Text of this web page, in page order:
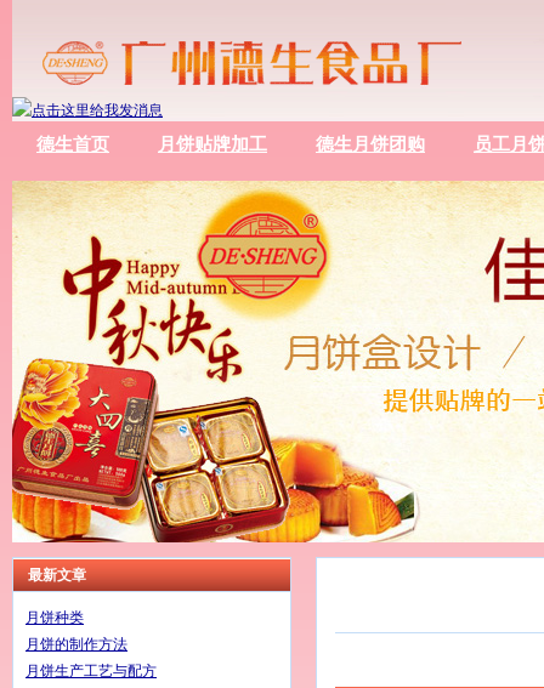
德生首页 月饼贴牌加工 德生月饼团购 员工月
最新文章
月饼种类
月饼的制作方法
月饼生产工艺与配方